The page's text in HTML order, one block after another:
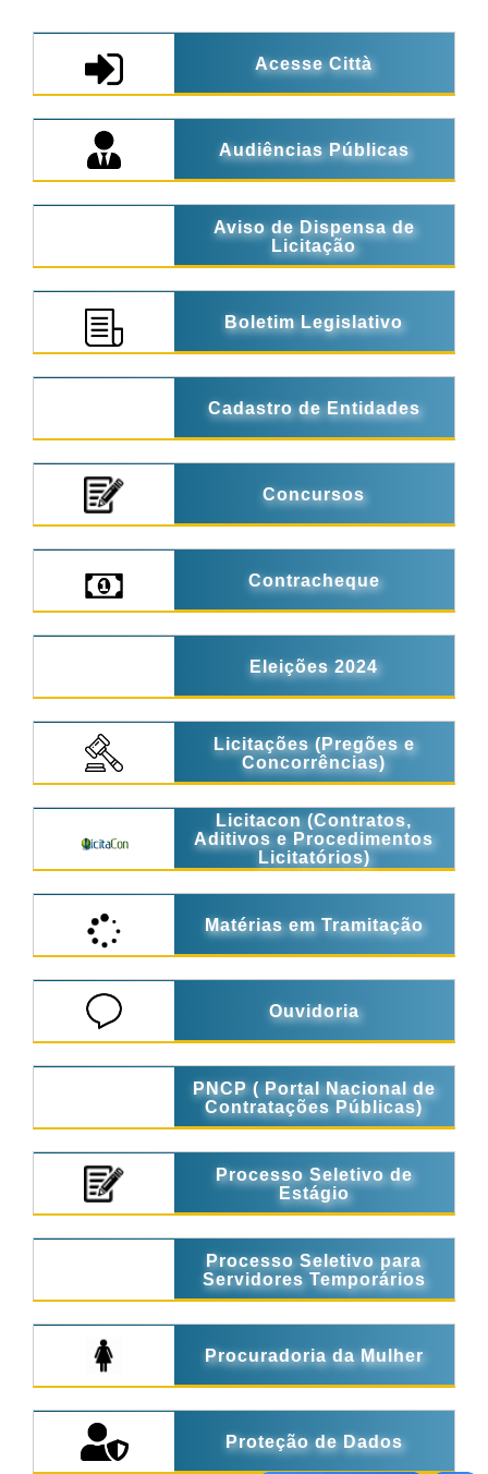
Acesse Città
Audiências Públicas
Aviso de Dispensa de
Licitação
Boletim Legislativo
Cadastro de Entidades
Concursos
Contracheque
Eleições 2024
Licitações (Pregões e
Concorrências)
Licitacon (Contratos,
Aditivos e Procedimentos
Licitatórios)
Matérias em Tramitação
Ouvidoria
PNCP ( Portal Nacional de
Contratações Públicas)
Processo Seletivo de
Estágio
Processo Seletivo para
Servidores Temporários
Procuradoria da Mulher
Proteção de Dados